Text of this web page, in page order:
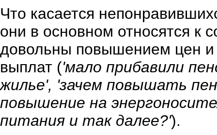
Что касается
они в основном относятся к
довольны повышением цен
выплат ('мало прибавили
жилье', 'зачем повышать
повышение на
питания и так далее?').